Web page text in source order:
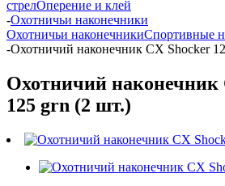
стрелОперение и клей
-Охотничьи наконечники
Охотничьи наконечникиСпортивные
-Охотничий наконечник CX Shocker
Охотничий наконечник
125 grn (2 шт.)